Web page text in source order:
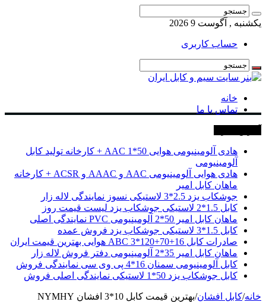
یکشنبه , آگوست 9 2026
حساب کاربری
خانه
تماس با ما
هادی آلومینیومی هوایی 50*1 AAC + کارخانه تولید کابل
آلومینیومی
هادی هوایی آلومینیومی AAC و AAAC و ACSR + کارخانه
ماهان کابل امیر
جوشکاب یزد 2.5*3 لاستیکی نسوز نمایندگی لاله زار
کابل 1.5*2 لاستیکی جوشکاب یزد لیست قیمت روز
ماهان کابل امیر 50*2 آلومینیومی PVC نمایندگی اصلی
کابل 1.5*3 لاستیکی جوشکاب یزد فروش عمده
صادرات کابل 16+70+120*3 ABC هوایی بهترین قیمت ایران
ماهان کابل امیر 35*2 آلومینیومی دفتر فروش لاله زار
کابل آلومینیومی سمنان 16*4 پی وی سی نمایندگی فروش
کابل جوشکاب یزد 50*1 لاستیکی نمایندگی اصلی فروش
خانه/کابل افشان/بهترین قیمت کابل 10*3 افشان NYMHY